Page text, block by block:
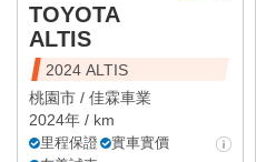
TOYOTA
ALTIS
2024 ALTIS
桃園市 / 佳霖車業
2024年 / km
里程保證
實車實價